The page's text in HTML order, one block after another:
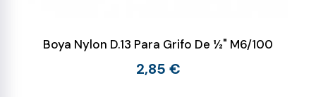
Boya Nylon D.13 Para Grifo De ½" M6/100
2,85 €